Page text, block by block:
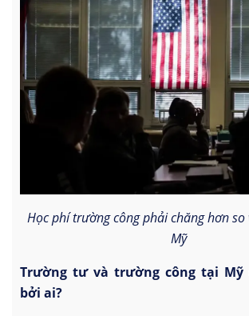
Học phí trường công phải chăng hơn
Mỹ
Trường tư và trường công tại Mỹ
bởi ai?